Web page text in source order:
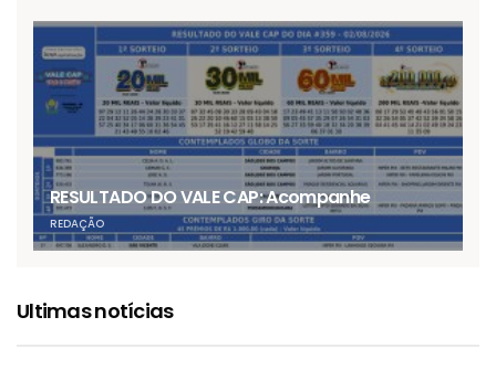
RESULTADO DO VALE CAP: Acompanhe
REDAÇÃO
Ultimas notícias